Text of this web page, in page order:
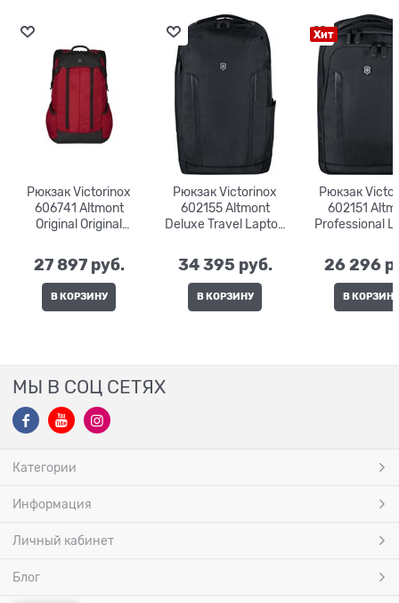
Рюкзак Victorinox
606741 Altmont
Original Original
24 л. | 30x22x47
27 897 руб.
В КОРЗИНУ
Рюкзак Victorinox
602155 Altmont
Deluxe Travel Laptop
л. | 30x26x46
34 395 руб.
В КОРЗИНУ
Хит
Рюкзак
602151
Professional
29x22x41
26 296
В КОРЗИНУ
МЫ В СОЦ СЕТЯХ
Категории
Информация
Личный кабинет
Блог